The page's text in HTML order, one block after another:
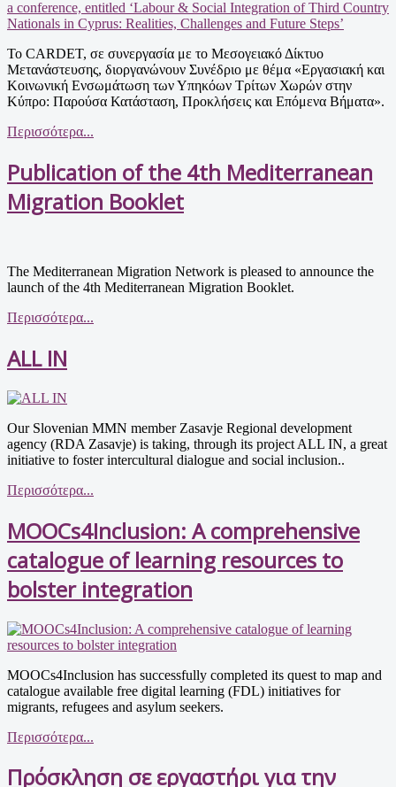
Το CARDET, σε συνεργασία με το Μεσογειακό Δίκτυο
Μετανάστευσης, διοργανώνουν Συνέδριο με θέμα «Εργασιακή και
Κοινωνική Ενσωμάτωση των Υπηκόων Τρίτων Χωρών στην
Κύπρο: Παρούσα Κατάσταση, Προκλήσεις και Επόμενα Βήματα».
Περισσότερα...
Publication of the 4th Mediterranean
Migration Booklet
The Mediterranean Migration Network is pleased to announce the
launch of the 4th Mediterranean Migration Booklet.
Περισσότερα...
ALL IN
Our Slovenian MMN member Zasavje Regional development
agency (RDA Zasavje) is taking, through its project ALL IN, a great
initiative to foster intercultural dialogue and social inclusion..
Περισσότερα...
MOOCs4Inclusion: A comprehensive
catalogue of learning resources to
bolster integration
MOOCs4Inclusion has successfully completed its quest to map and
catalogue available free digital learning (FDL) initiatives for
migrants, refugees and asylum seekers.
Περισσότερα...
Πρόσκληση σε εργαστήρι για την